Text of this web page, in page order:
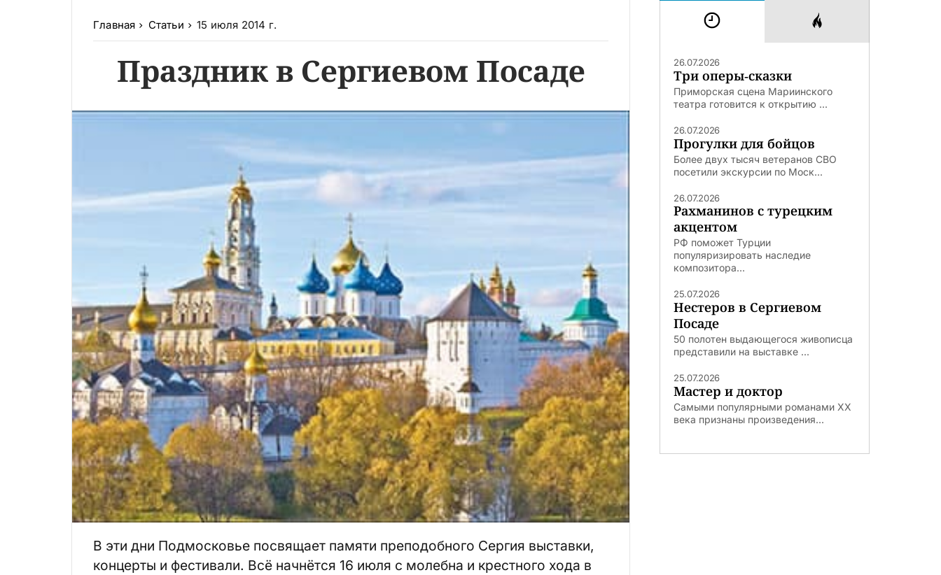
Главная Статьи 15 июля 2014 г.
Праздник в Сергиевом Посаде
В эти дни Подмосковье посвящает памяти преподобного Сергия выставки,
концерты и фестивали. Всё начнётся 16 июля с молебна и крестного хода в
26.07.2026
Три оперы-сказки
Приморская сцена Мариинского
театра готовится к открытию ...
26.07.2026
Прогулки для бойцов
Более двух тысяч ветеранов СВО
посетили экскурсии по Моск...
26.07.2026
Рахманинов с турецким
акцентом
РФ поможет Турции
популяризировать наследие
композитора...
25.07.2026
Нестеров в Сергиевом
Посаде
50 полотен выдающегося живописца
представили на выставке ...
25.07.2026
Мастер и доктор
Самыми популярными романами ХХ
века признаны произведения...